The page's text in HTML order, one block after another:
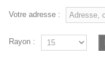
Votre adresse :
Rayon :